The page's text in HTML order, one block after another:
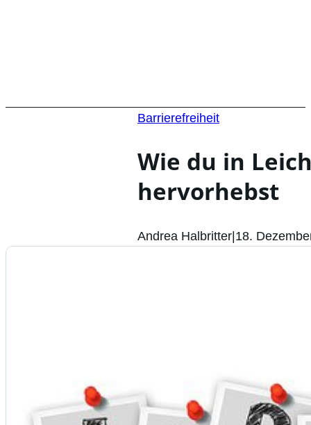
Barrierefreiheit
Wie du in
hervorhebst
Andrea Halbritter|18.